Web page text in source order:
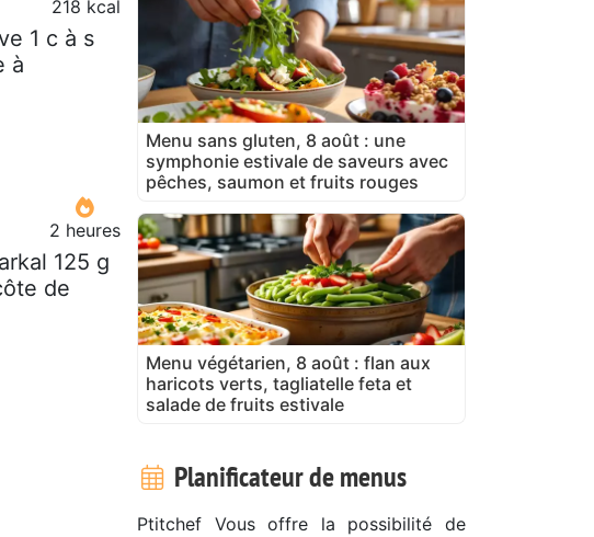
218 kcal
1 c à s
à
2 heures
125 g
de
Menu sans gluten, 8 août : une
symphonie estivale de saveurs avec
pêches, saumon et fruits rouges
Menu végétarien, 8 août : flan aux
haricots verts, tagliatelle feta et
salade de fruits estivale
Planificateur de menus
Ptitchef Vous offre la possibilité de